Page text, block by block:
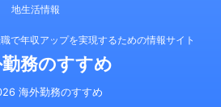
地生活情報
で年収アップを実現するための情報サイト
務のすすめ
海外勤務のすすめ